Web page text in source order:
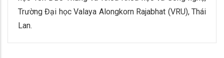
Trường Đại học Valaya Alongkorn Rajabhat (VRU), Thái
Lan.